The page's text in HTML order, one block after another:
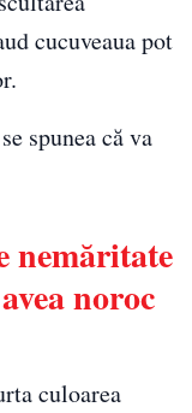
cucuveaua pot
spunea că va
nemăritate
noroc
culoarea